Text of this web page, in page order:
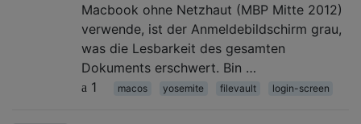
Macbook ohne Netzhaut (MBP Mitte 2012)
verwende, ist der Anmeldebildschirm grau,
was die Lesbarkeit des gesamten
Dokuments erschwert. Bin …
1
macos yosemite filevault login-screen